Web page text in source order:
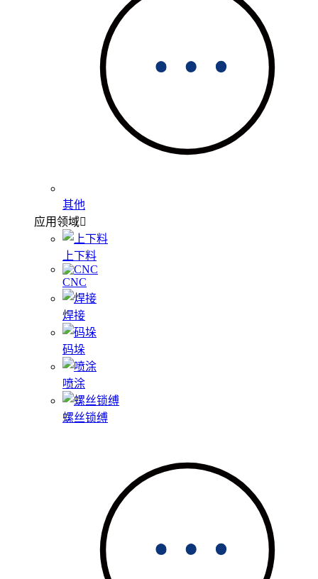
其他
应用领域
上下料
CNC
焊接
码垛
喷涂
螺丝锁缚